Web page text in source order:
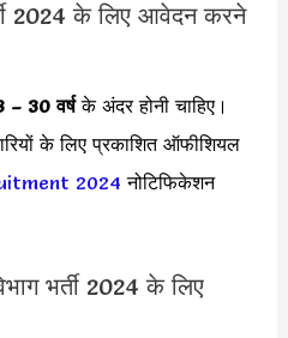
2024 के लिए आवेदन करने
– 30 वर्षके अंदर होनी चाहिए।
के लिए प्रकाशित ऑफीशियल
2024नोटिफिकेशन
भर्ती 2024 के लिए